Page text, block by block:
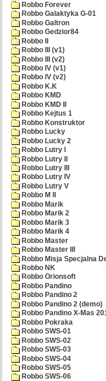
Robbo Forever
Robbo Galaktyka G-01
Robbo Galtron
Robbo Gedzior84
Robbo II
Robbo III (v1)
Robbo III (v2)
Robbo IV (v1)
Robbo IV (v2)
Robbo K.K
Robbo KMD
Robbo KMD II
Robbo Kejtus 1
Robbo Konstruktor
Robbo Lucky
Robbo Lucky 2
Robbo Lutry I
Robbo Lutry II
Robbo Lutry III
Robbo Lutry IV
Robbo Lutry V
Robbo M II
Robbo Marik
Robbo Marik 2
Robbo Marik 3
Robbo Marik 4
Robbo Master
Robbo Master III
Robbo Misja Specjalna
Robbo NK
Robbo Orionsoft
Robbo Pandino
Robbo Pandino 2
Robbo Pandino 2 (demo)
Robbo Pandino X-Mas
Robbo Pokraka
Robbo SWS-01
Robbo SWS-02
Robbo SWS-03
Robbo SWS-04
Robbo SWS-05
Robbo SWS-06